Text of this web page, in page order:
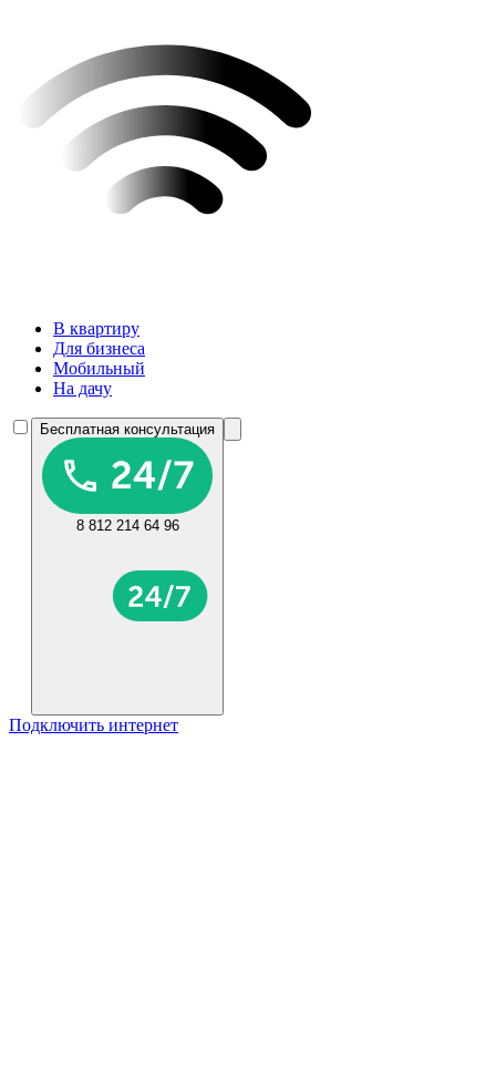
В квартиру
Для бизнеса
Мобильный
На дачу
Бесплатная консультация
8 812 214 64 96
Подключить интернет